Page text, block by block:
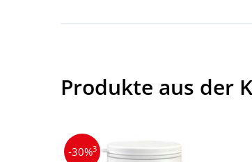
Produkte aus der
-30%3